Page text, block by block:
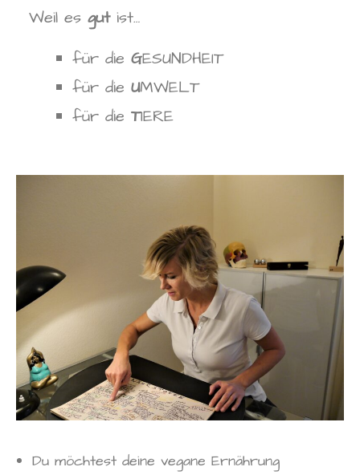
Weil es gutist…
für die GESUNDHEIT
für die UMWELT
für die TIERE
Du möchtest deine vegane Ernährung